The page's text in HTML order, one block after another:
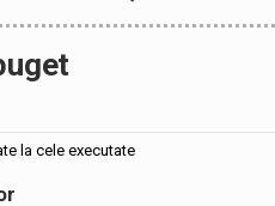
la cele executate